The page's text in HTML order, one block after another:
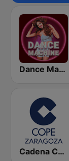
Dance Machine
Cadena COPE Zaragoza